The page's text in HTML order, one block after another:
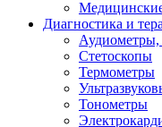
Диагностика и
Стетоскопы
Термометры
Тонометры